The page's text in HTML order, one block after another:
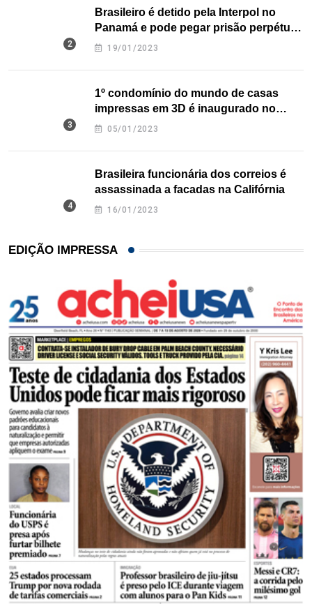
Brasileiro é detido pela Interpol no
Panamá e pode pegar prisão perpétua
nos EUA
19/01/2023
1º condomínio do mundo de casas
impressas em 3D é inaugurado no
Texas
05/01/2023
Brasileira funcionária dos correios é
assassinada a facadas na Califórnia
16/01/2023
EDIÇÃO IMPRESSA